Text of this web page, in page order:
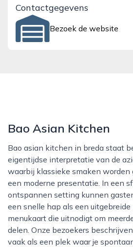
Contactgegevens
Bezoek de website
Bao Asian Kitchen
Bao asian kitchen in breda staat bekend om zijn
eigentijdse interpretatie van de
waarbij klassieke smaken worden
een moderne presentatie. In een
ontspannen setting kunnen
een snelle hap als een
menukaart die uitnodigt om
delen. Onze bezoekers
vaak als een plek waar je